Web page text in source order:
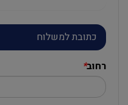
כתובת למשלוח
רחוב*